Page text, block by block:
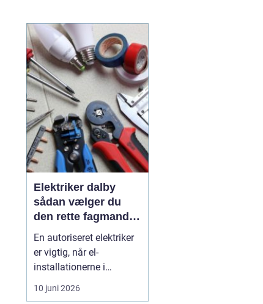
som Hørsholm, hvor
mange boliger er ældre,
og flere bygger om eller
udvider, spiller en dygtig
elekt...
Elektriker dalby
sådan vælger du
den rette fagmand
til dine el-opgaver
En autoriseret elektriker
er vigtig, når el-
installationerne i
hjemmet eller
virksomheden skal være
10 juni 2026